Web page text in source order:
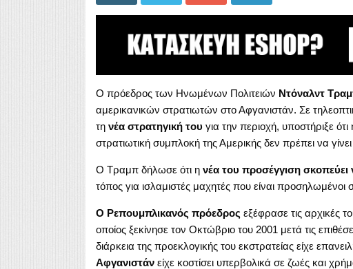
Ο πρόεδρος των Ηνωμένων Πολιτειών Ντόναλντ
αμερικανικών στρατιωτών στο Αφγανιστάν. Σε
τη νέα στρατηγική του για την περιοχή, υποστήριξε
στρατιωτική συμπλοκή της Αμερικής δεν πρέπει να
Ο Τραμπ δήλωσε ότι η νέα του προσέγγιση σκοπεύει
τόπος για ισλαμιστές μαχητές που είναι προσηλωμένοι
Ο Ρεπουμπλικανός πρόεδρος εξέφρασε τις αρχικές
οποίος ξεκίνησε τον Οκτώβριο του 2001 μετά τις
διάρκεια της προεκλογικής του εκστρατείας είχε
Αφγανιστάνείχε κοστίσει υπερβολικά σε ζωές και